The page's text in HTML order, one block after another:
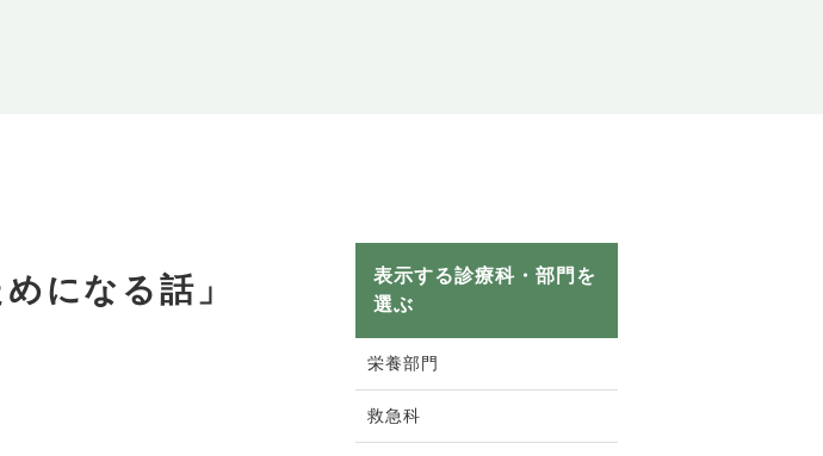
になる話」
表示する診療科・部門を
選ぶ
栄養部門
救急科